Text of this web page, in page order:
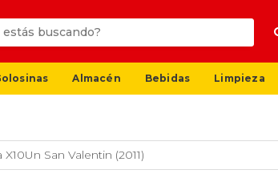
Almacén Bebidas Limpieza
San Valentin (2011)